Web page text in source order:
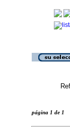
página 1 de 1